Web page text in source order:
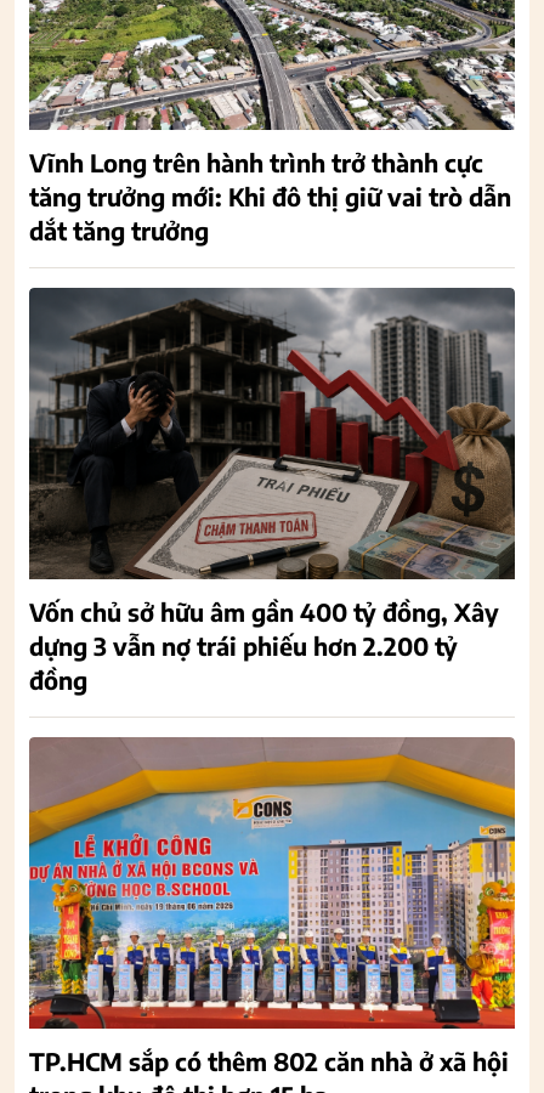
Vĩnh Long trên hành trình trở thành cực
tăng trưởng mới: Khi đô thị giữ vai trò dẫn
dắt tăng trưởng
Vốn chủ sở hữu âm gần 400 tỷ đồng, Xây
dựng 3 vẫn nợ trái phiếu hơn 2.200 tỷ
đồng
TP.HCM sắp có thêm 802 căn nhà ở xã hội